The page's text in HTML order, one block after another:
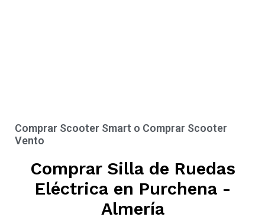
Comprar Scooter Smart o Comprar Scooter
Vento
Comprar Silla de Ruedas
Eléctrica en Purchena -
Almería